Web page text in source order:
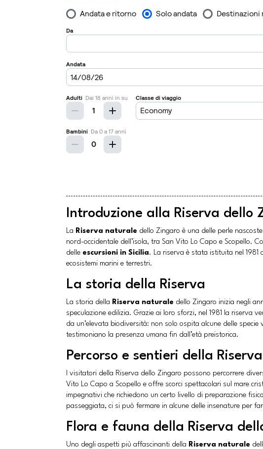
Introduzione alla Riserva dello
La Riserva naturale dello Zingaro è una delle perle
nord-occidentale dell’isola, tra San Vito Lo Capo e Scopello.
delle escursioni in Sicilia. La riserva è stata istituita nel 1981
ecosistemi marini e terrestri.
La storia della Riserva
La storia della Riserva naturale dello Zingaro inizia negli
speculazione edilizia. Grazie ai loro sforzi, nel 1981 la riserva
da un’elevata biodiversità: non solo ospita alcune delle
testimoniano la presenza umana fin dall’età preistorica.
Percorso e sentieri della Riserva
I visitatori della Riserva dello Zingaro possono percorrere
Vito Lo Capo a Scopello e offre scorci spettacolari sul mare
impegnativi che richiedono un certo livello di preparazione
passeggiata, ci si può fermare in alcune delle insenature per
Flora e fauna della Riserva
Uno degli aspetti più affascinanti della Riserva naturale